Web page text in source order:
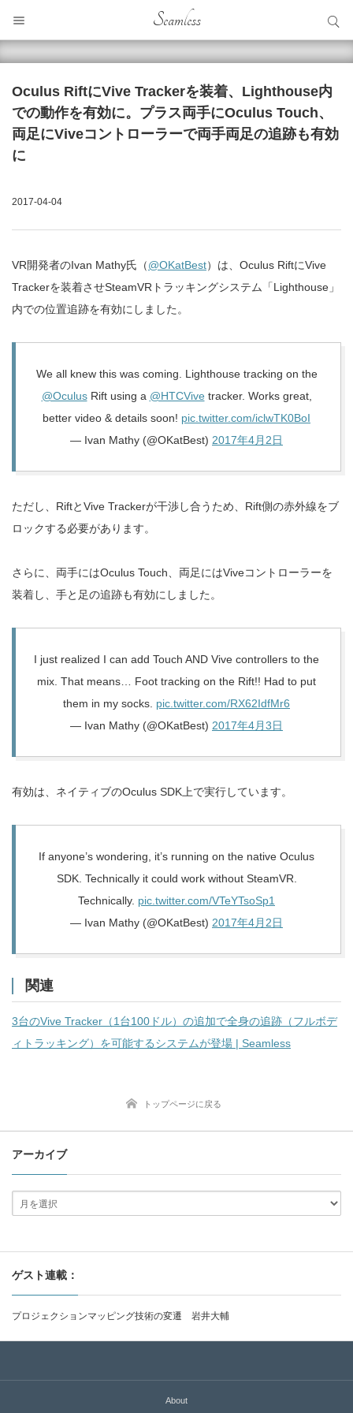
Seamless
Oculus RiftにVive Trackerを装着、Lighthouse内
での動作を有効に。プラス両手にOculus Touch、
両足にViveコントローラーで両手両足の追跡も有効
に
2017-04-04
VR開発者のIvan Mathy氏（@OKatBest）は、Oculus RiftにVive
Trackerを装着させSteamVRトラッキングシステム「Lighthouse」
内での位置追跡を有効にしました。
We all knew this was coming. Lighthouse tracking on the
@OculusRift using a @HTCVivetracker. Works great,
better video & details soon! pic.twitter.com/iclwTK0BoI
— Ivan Mathy (@OKatBest) 2017年4月2日
ただし、RiftとVive Trackerが干渉し合うため、Rift側の赤外線をブ
ロックする必要があります。
さらに、両手にはOculus Touch、両足にはViveコントローラーを
装着し、手と足の追跡も有効にしました。
I just realized I can add Touch AND Vive controllers to the
mix. That means… Foot tracking on the Rift!! Had to put
them in my socks. pic.twitter.com/RX62IdfMr6
— Ivan Mathy (@OKatBest) 2017年4月3日
有効は、ネイティブのOculus SDK上で実行しています。
If anyone’s wondering, it’s running on the native Oculus
SDK. Technically it could work without SteamVR.
Technically. pic.twitter.com/VTeYTsoSp1
— Ivan Mathy (@OKatBest) 2017年4月2日
関連
3台のVive Tracker（1台100ドル）の追加で全身の追跡（フルボデ
ィトラッキング）を可能するシステムが登場 | Seamless
トップページに戻る
アーカイブ
ゲスト連載：
プロジェクションマッピング技術の変遷 岩井大輔
About
サイト内検索